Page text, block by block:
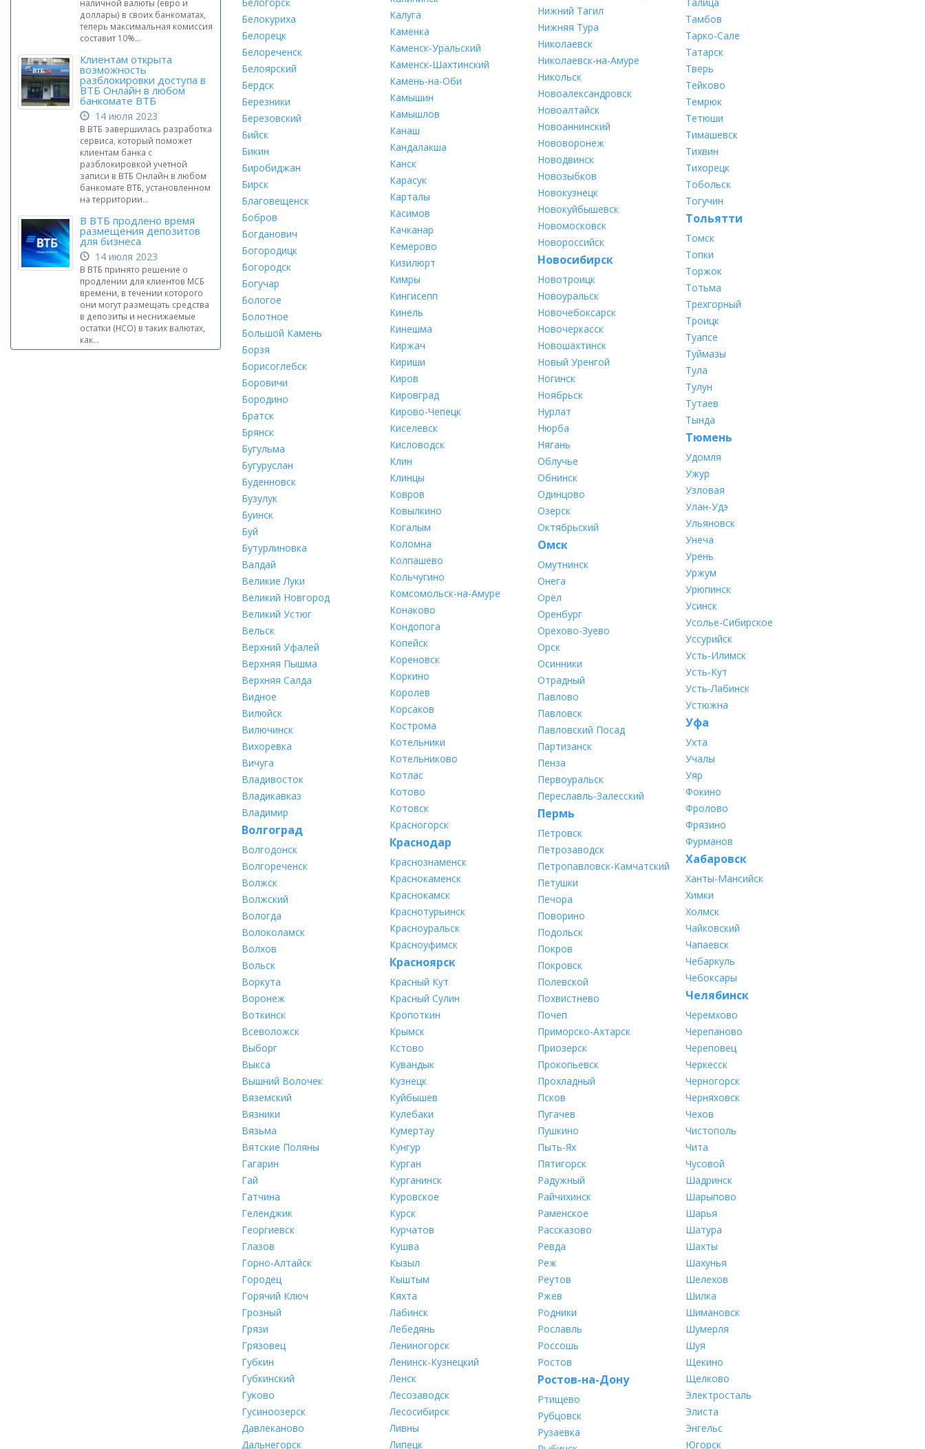
наличной валюты (евро и
доллары) в своих банкоматах,
теперь максимальная комиссия
составит 10%...
Клиентам открыта
возможность
разблокировки доступа в
ВТБ Онлайн в любом
банкомате ВТБ
14 июля 2023
В ВТБ завершилась разработка
сервиса, который поможет
клиентам банка с
разблокировкой учетной
записи в ВТБ Онлайн в любом
банкомате ВТБ, установленном
на территории...
В ВТБ продлено время
размещения депозитов
для бизнеса
14 июля 2023
В ВТБ принято решение о
продлении для клиентов МСБ
времени, в течении которого
они могут размещать средства
в депозиты и неснижаемые
остатки (НСО) в таких валютах,
как...
Белокуриха
Белорецк
Белореченск
Белоярский
Бердск
Березники
Березовский
Бийск
Бикин
Биробиджан
Бирск
Благовещенск
Бобров
Богданович
Богородицк
Богородск
Богучар
Бологое
Болотное
Большой Камень
Борзя
Борисоглебск
Боровичи
Бородино
Братск
Брянск
Бугульма
Бугуруслан
Буденновск
Бузулук
Буинск
Буй
Бутурлиновка
Валдай
Великие Луки
Великий Новгород
Великий Устюг
Вельск
Верхний Уфалей
Верхняя Пышма
Верхняя Салда
Видное
Вилюйск
Вилючинск
Вихоревка
Вичуга
Владивосток
Владикавказ
Владимир
Волгоград
Волгодонск
Волгореченск
Волжск
Волжский
Вологда
Волоколамск
Волхов
Вольск
Воркута
Воронеж
Воткинск
Всеволожск
Выборг
Выкса
Вышний Волочек
Вяземский
Вязники
Вязьма
Вятские Поляны
Гагарин
Гай
Гатчина
Геленджик
Георгиевск
Глазов
Горно-Алтайск
Городец
Горячий Ключ
Грозный
Грязи
Грязовец
Губкин
Губкинский
Гуково
Гусиноозерск
Давлеканово
Дальнегорск
Калуга
Каменка
Каменск-Уральский
Каменск-Шахтинский
Камень-на-Оби
Камышин
Камышлов
Канаш
Кандалакша
Канск
Карасук
Карталы
Касимов
Качканар
Кемерово
Кизилюрт
Кимры
Кингисепп
Кинель
Кинешма
Киржач
Кириши
Киров
Кировград
Кирово-Чепецк
Киселевск
Кисловодск
Клин
Клинцы
Ковров
Ковылкино
Когалым
Коломна
Колпашево
Кольчугино
Комсомольск-на-Амуре
Конаково
Кондопога
Копейск
Кореновск
Коркино
Королев
Корсаков
Кострома
Котельники
Котельниково
Котлас
Котово
Котовск
Красногорск
Краснодар
Краснознаменск
Краснокаменск
Краснокамск
Краснотурьинск
Красноуральск
Красноуфимск
Красноярск
Красный Кут
Красный Сулин
Кропоткин
Крымск
Кстово
Кувандык
Кузнецк
Куйбышев
Кулебаки
Кумертау
Кунгур
Курган
Курганинск
Куровское
Курск
Курчатов
Кушва
Кызыл
Кыштым
Кяхта
Лабинск
Лебедянь
Лениногорск
Ленинск-Кузнецкий
Ленск
Лесозаводск
Лесосибирск
Ливны
Липецк
Нижний Тагил
Нижняя Тура
Николаевск
Николаевск-на-Амуре
Никольск
Новоалександровск
Новоалтайск
Новоаннинский
Нововоронеж
Новодвинск
Новозыбков
Новокузнецк
Новокуйбышевск
Новомосковск
Новороссийск
Новосибирск
Новотроицк
Новоуральск
Новочебоксарск
Новочеркасск
Новошахтинск
Новый Уренгой
Ногинск
Ноябрьск
Нурлат
Нюрба
Нягань
Облучье
Обнинск
Одинцово
Озерск
Октябрьский
Омск
Омутнинск
Онега
Орёл
Оренбург
Орехово-Зуево
Орск
Осинники
Отрадный
Павлово
Павловск
Павловский Посад
Партизанск
Пенза
Первоуральск
Переславль-Залесский
Пермь
Петровск
Петрозаводск
Петропавловск-Камчатский
Петушки
Печора
Поворино
Подольск
Покров
Покровск
Полевской
Похвистнево
Почеп
Приморско-Ахтарск
Приозерск
Прокопьевск
Прохладный
Псков
Пугачев
Пушкино
Пыть-Ях
Пятигорск
Радужный
Райчихинск
Раменское
Рассказово
Ревда
Реж
Реутов
Ржев
Родники
Рославль
Россошь
Ростов
Ростов-на-Дону
Ртищево
Рубцовск
Рузаевка
Тамбов
Тарко-Сале
Татарск
Тверь
Тейково
Темрюк
Тетюши
Тимашевск
Тихвин
Тихорецк
Тобольск
Тогучин
Тольятти
Томск
Топки
Торжок
Тотьма
Трехгорный
Троицк
Туапсе
Туймазы
Тула
Тулун
Тутаев
Тында
Тюмень
Удомля
Ужур
Узловая
Улан-Удэ
Ульяновск
Унеча
Урень
Уржум
Урюпинск
Усинск
Усолье-Сибирское
Уссурийск
Усть-Илимск
Усть-Кут
Усть-Лабинск
Устюжна
Уфа
Ухта
Учалы
Уяр
Фокино
Фролово
Фрязино
Фурманов
Хабаровск
Ханты-Мансийск
Химки
Холмск
Чайковский
Чапаевск
Чебаркуль
Чебоксары
Челябинск
Черемхово
Черепаново
Череповец
Черкесск
Черногорск
Черняховск
Чехов
Чистополь
Чита
Чусовой
Шадринск
Шарыпово
Шарья
Шатура
Шахты
Шахунья
Шелехов
Шилка
Шимановск
Шумерля
Шуя
Щекино
Щелково
Электросталь
Элиста
Энгельс
Югорск